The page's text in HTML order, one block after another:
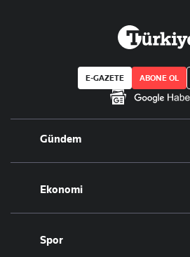
E-GAZETE ABONE OL
Gündem
Politika
Eğitim
Ekonomi
Borsa
Altın
Spor